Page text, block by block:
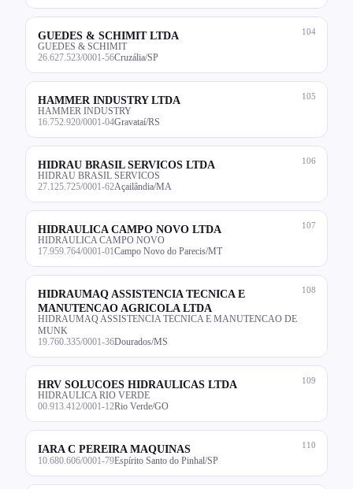
104
GUEDES & SCHIMIT LTDA
GUEDES & SCHIMIT
26.627.523/0001-56Cruzália/SP
105
HAMMER INDUSTRY LTDA
HAMMER INDUSTRY
16.752.920/0001-04Gravataí/RS
106
HIDRAU BRASIL SERVICOS LTDA
HIDRAU BRASIL SERVICOS
27.125.725/0001-62Açailândia/MA
107
HIDRAULICA CAMPO NOVO LTDA
HIDRAULICA CAMPO NOVO
17.959.764/0001-01 Campo Novo do Parecis/MT
108
HIDRAUMAQ ASSISTENCIA TECNICA E
MANUTENCAO AGRICOLA LTDA
HIDRAUMAQ ASSISTENCIA TECNICA E MANUTENCAO DE
MUNK
19.760.335/0001-36Dourados/MS
109
HRV SOLUCOES HIDRAULICAS LTDA
HIDRAULICA RIO VERDE
00.913.412/0001-12Rio Verde/GO
110
IARA C PEREIRA MAQUINAS
10.680.606/0001-79Espírito Santo do Pinhal/SP